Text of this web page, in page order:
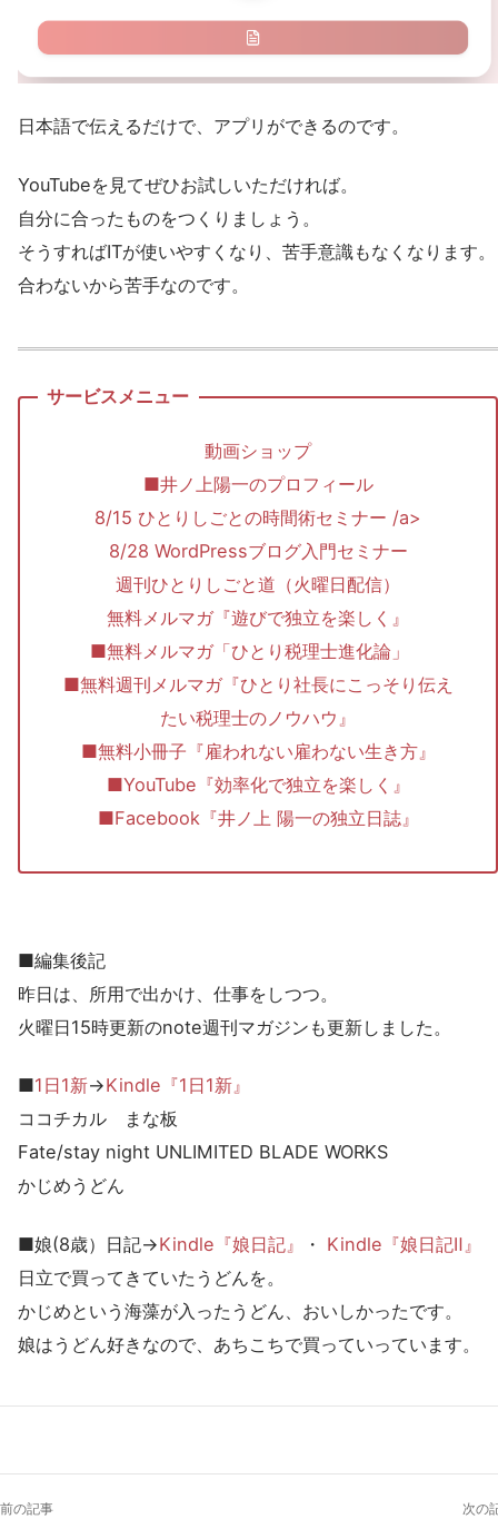
日本語で伝えるだけで、アプリができるのです。
YouTubeを見てぜひお試しいただければ。
自分に合ったものをつくりましょう。
そうすればITが使いやすくなり、苦手意識もなくなります。
合わないから苦手なのです。
動画ショップ
■井ノ上陽一のプロフィール
8/15 ひとりしごとの時間術セミナー /a>
8/28 WordPressブログ入門セミナー
週刊ひとりしごと道（火曜日配信）
無料メルマガ『遊びで独立を楽しく』
■無料メルマガ「ひとり税理士進化論」
■無料週刊メルマガ『ひとり社長にこっそり伝え
たい税理士のノウハウ』
■無料小冊子『雇われない雇わない生き方』
■YouTube『効率化で独立を楽しく』
■Facebook『井ノ上 陽一の独立日誌』
■編集後記
昨日は、所用で出かけ、仕事をしつつ。
火曜日15時更新のnote週刊マガジンも更新しました。
■1日1新→Kindle『1日1新』
ココチカル まな板
Fate/stay night UNLIMITED BLADE WORKS
かじめうどん
■娘(8歳）日記→Kindle『娘日記』 ・ Kindle『娘日記Ⅱ』
日立で買ってきていたうどんを。
かじめという海藻が入ったうどん、おいしかったです。
娘はうどん好きなので、あちこちで買っていっています。
前の記事 次の